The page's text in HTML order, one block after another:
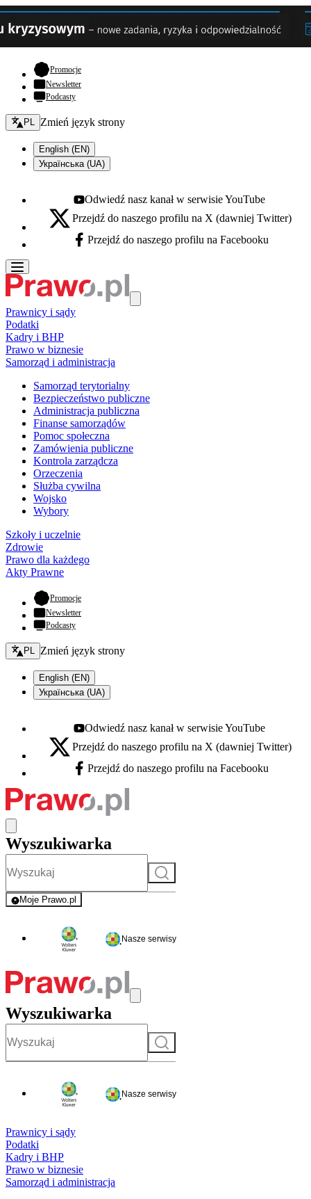
Promocje- otwiera się w nowej karcie
Newsletter
Podcasty
Zmień język - bieżący:
PL Zmień język strony
English (EN)
Українська (UA)
Youtube - otwiera się w nowej karcie
Odwiedź nasz kanał w serwisie YouTube
X - otwiera się w nowej karcie
Przejdź do naszego profilu na X (dawniej Twitter)
Facebook - otwiera się w nowej karcie
Przejdź do naszego profilu na Facebooku
Prawnicy i sądy
Podatki
Kadry i BHP
Prawo w biznesie
Samorząd i administracja
Samorząd terytorialny
Bezpieczeństwo publiczne
Administracja publiczna
Finanse samorządów
Pomoc społeczna
Zamówienia publiczne
Kontrola zarządcza
Orzeczenia
Służba cywilna
Wojsko
Wybory
Szkoły i uczelnie
Zdrowie
Prawo dla każdego
Akty Prawne
Promocje- otwiera się w nowej karcie
Newsletter
Podcasty
Zmień język - bieżący:
PL Zmień język strony
English (EN)
Українська (UA)
Youtube - otwiera się w nowej karcie
Odwiedź nasz kanał w serwisie YouTube
X - otwiera się w nowej karcie
Przejdź do naszego profilu na X (dawniej Twitter)
Facebook - otwiera się w nowej karcie
Przejdź do naszego profilu na Facebooku
Wyszukiwarka
Szukaj
Moje Prawo.pl
- rejestracja i logowanie do serwisu
Nasze serwisy
Wyszukiwarka
Szukaj
Nasze serwisy
Prawnicy i sądy
Podatki
Kadry i BHP
Prawo w biznesie
Samorząd i administracja